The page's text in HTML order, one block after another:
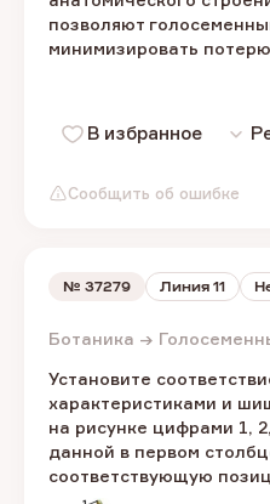
Сообщить об ошибке
позволяют
минимизировать
В избранное
№ 37279 Линия 11
Ботаника →
Установите
характеристиками и
на рисунке цифрами 1,
данной в первом
соответствующую